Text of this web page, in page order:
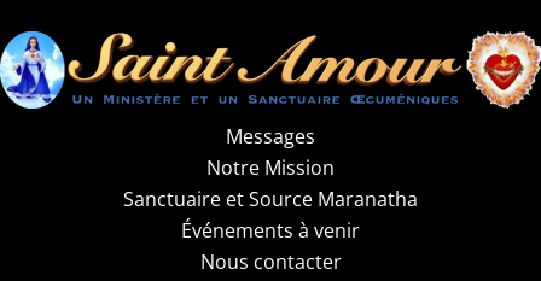
Messages
Notre Mission
Sanctuaire et Source Maranatha
Événements à venir
Nous contacter